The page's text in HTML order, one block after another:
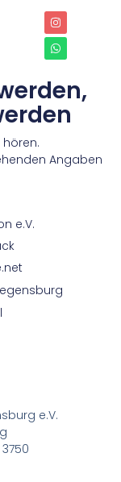
hören.
Angaben
e.V.
e.V.